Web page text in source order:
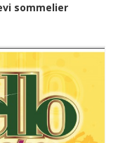
sommelier